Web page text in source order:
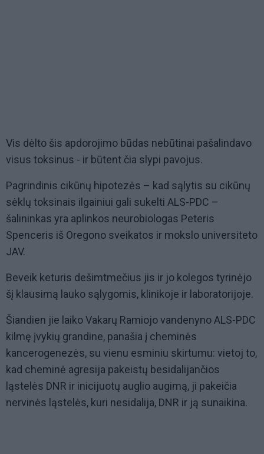
Vis dėlto šis apdorojimo būdas nebūtinai pašalindavo
visus toksinus - ir būtent čia slypi pavojus.
Pagrindinis cikūnų hipotezės – kad sąlytis su cikūnų
sėklų toksinais ilgainiui gali sukelti ALS-PDC –
šalininkas yra aplinkos neurobiologas Peteris
Spenceris iš Oregono sveikatos ir mokslo universiteto
JAV.
Beveik keturis dešimtmečius jis ir jo kolegos tyrinėjo
šį klausimą lauko sąlygomis, klinikoje ir laboratorijoje.
Šiandien jie laiko Vakarų Ramiojo vandenyno ALS-PDC
kilmę įvykių grandine, panašia į cheminės
kancerogenezės, su vienu esminiu skirtumu: vietoj to,
kad cheminė agresija pakeistų besidalijančios
ląstelės DNR ir inicijuotų auglio augimą, ji pakeičia
nervinės ląstelės, kuri nesidalija, DNR ir ją sunaikina.